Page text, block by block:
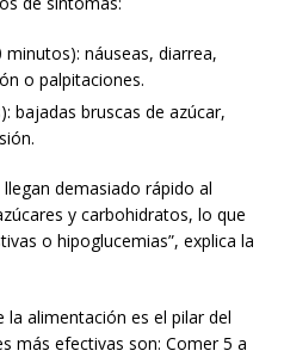
náuseas, diarrea,
o palpitaciones.
bajadas bruscas de azúcar,
demasiado rápido al
y carbohidratos, lo que
o hipoglucemias”, explica la
alimentación es el pilar del
más efectivas son: Comer 5 a